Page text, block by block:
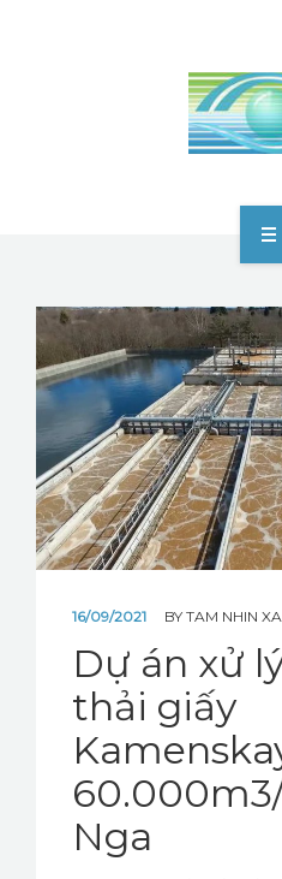
GIỚI THIỆU
DỊCH VỤ
CÔNG NGHỆ
DỰ ÁN
SẢN PHẨM
KHO TÀI LIỆU
TIN TỨC
16/09/2021 BY TAM NHIN
Dự án xử
thải giấy
Nga